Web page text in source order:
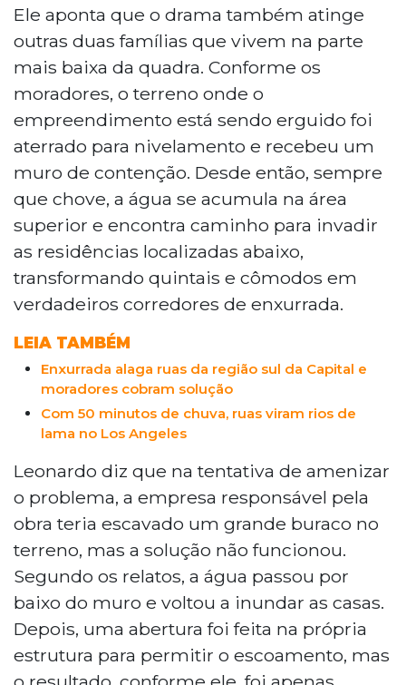
Campo Grande, deixou a própria casa
neste sábado por medo de desabamento
após sucessivos alagamentos e
rachaduras provocados, segundo
moradores, por uma obra em terreno
vizinho na Rua Japão. Eles afirmam que a
construção alterou o escoamento da
água, causando enxurradas, erosão e
danos em pelo menos três residências,
sem solução efetiva até agora.
Ele aponta que o drama também atinge
outras duas famílias que vivem na parte
mais baixa da quadra. Conforme os
moradores, o terreno onde o
empreendimento está sendo erguido foi
aterrado para nivelamento e recebeu um
muro de contenção. Desde então, sempre
que chove, a água se acumula na área
superior e encontra caminho para invadir
as residências localizadas abaixo,
transformando quintais e cômodos em
verdadeiros corredores de enxurrada.
LEIA TAMBÉM
Enxurrada alaga ruas da região sul da Capital e
moradores cobram solução
Com 50 minutos de chuva, ruas viram rios de
lama no Los Angeles
Leonardo diz que na tentativa de amenizar
o problema, a empresa responsável pela
obra teria escavado um grande buraco no
terreno, mas a solução não funcionou.
Segundo os relatos, a água passou por
baixo do muro e voltou a inundar as casas.
Depois, uma abertura foi feita na própria
estrutura para permitir o escoamento, mas